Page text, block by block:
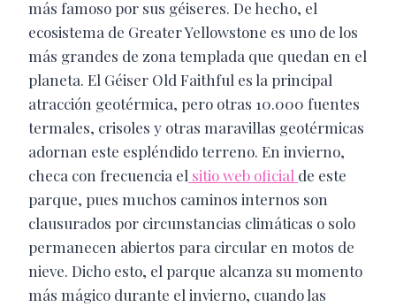
más famoso por sus géiseres. De hecho, el
ecosistema de Greater Yellowstone es uno de los
más grandes de zona templada que quedan en el
planeta. El Géiser Old Faithful es la principal
atracción geotérmica, pero otras 10.000 fuentes
termales, crisoles y otras maravillas geotérmicas
adornan este espléndido terreno. En invierno,
checa con frecuencia el sitio web oficial de este
parque, pues muchos caminos internos son
clausurados por circunstancias climáticas o solo
permanecen abiertos para circular en motos de
nieve. Dicho esto, el parque alcanza su momento
más mágico durante el invierno, cuando las